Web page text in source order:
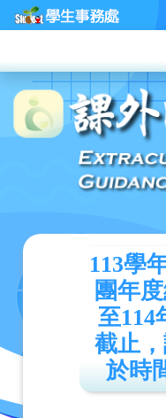
113學
團年
至114
截止
於時